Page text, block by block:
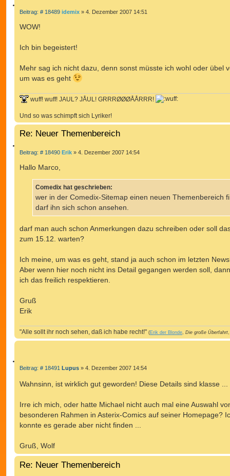
Z
T
E
E
Beitrag: # 18489B
a
g
idemix » 4. Dezember 2007 14:51
WOW!
Ich bin begeistert!
Mehr sag ich nicht dazu, denn sonst müsste ich wohl oder übel
um was es geht
wuff! wuff! JAUL? JÅUL! GRRRØØØÅÅRRR!
Und so was schimpft sich Lyriker!
Re: Neuer Themenbereich
Z
T
Beitrag: # 18490B
t
r
a
Erik » 4. Dezember 2007 14:54
Hallo Marco,
Comedix hat geschrieben:
wer in der Comedix-Sitemap einen neuen Themenbereich
darf ihn sich schon ansehen.
darf man auch schon Anmerkungen dazu schreiben oder soll
zum 15.12. warten?
Ich meine, um was es geht, stand ja auch schon im letzten
Aber wenn hier noch nicht ins Detail gegangen werden soll,
ich das freilich respektieren.
Gruß
Erik
"Alle sollt ihr noch sehen, daß ich habe recht!" (Erik der Blonde Die große Überfahrt
Z
T
E
R
E
Beitrag: # 18491 B
t
g
Lupus » 4. Dezember 2007 14:54
Wahnsinn, ist wirklich gut geworden! Diese Details sind klasse ...
Irre ich mich, oder hatte Michael nicht auch mal eine Auswahl
besonderen Rahmen in Asterix-Comics auf seiner Homepage?
konnte es gerade aber nicht finden ...
Gruß, Wolf
Re: Neuer Themenbereich